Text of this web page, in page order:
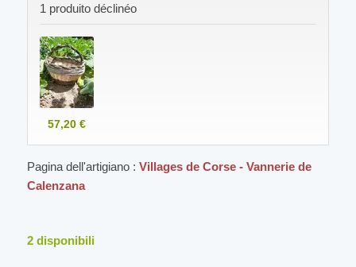
1 produito déclinéo
57,20 €
Pagina dell'artigiano : Villages de Corse - Vannerie de
Calenzana
2 disponibili